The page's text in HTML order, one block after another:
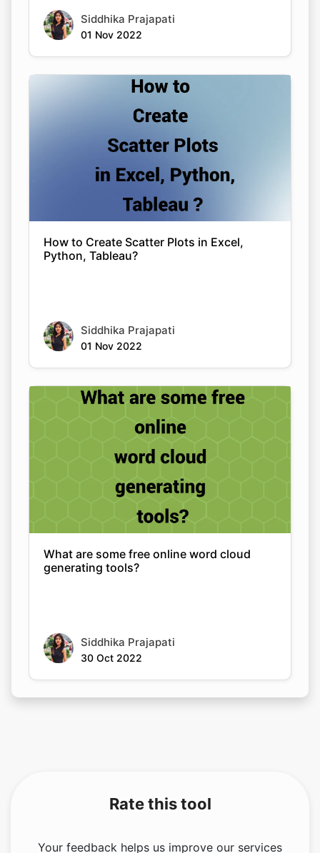
Siddhika Prajapati
01 Nov 2022
How to Create Scatter Plots in Excel,
Python, Tableau?
Siddhika Prajapati
01 Nov 2022
What are some free online word cloud
generating tools?
Siddhika Prajapati
30 Oct 2022
Rate this tool
Your feedback helps us improve our services